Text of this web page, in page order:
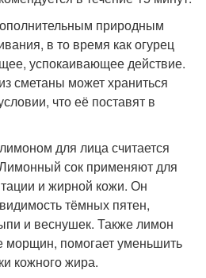
природным
в то время как огурец
успокаивающее действие.
сметаны может храниться
что её поставят в
для лица считается
сок применяют для
и жирной кожи. Он
тёмных пятен,
и веснушек. Также лимон
морщин, помогает уменьшить
кожного жира.